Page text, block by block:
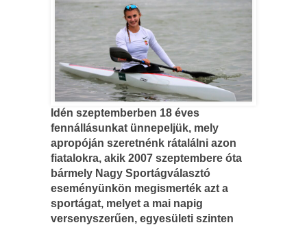
Idén szeptemberben 18 éves
fennállásunkat ünnepeljük, mely
apropóján szeretnénk rátalálni azon
fiatalokra, akik 2007 szeptembere óta
bármely Nagy Sportágválasztó
eseményünkön megismerték azt a
sportágat, melyet a mai napig
versenyszerűen, egyesületi szinten